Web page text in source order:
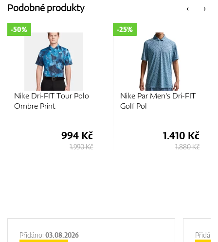
‹
Podobné produkty ›
Nike Par Men's Dri-FIT
Golf Pol
-25%
1.410 Kč
1.880 Kč
Nike Velocity Men's
Dri-FIT Golf Polo
-25%
1.130 Kč
1.500 Kč
Přidáno: 03.08.2026